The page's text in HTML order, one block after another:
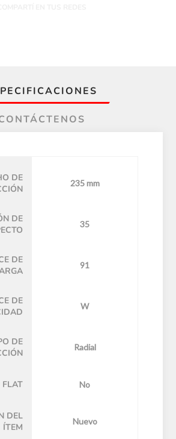
DE
235 mm
DE
35
DE
91
DE
W
DE
Radial
FLAT No
DEL
ÍTEM
Nuevo